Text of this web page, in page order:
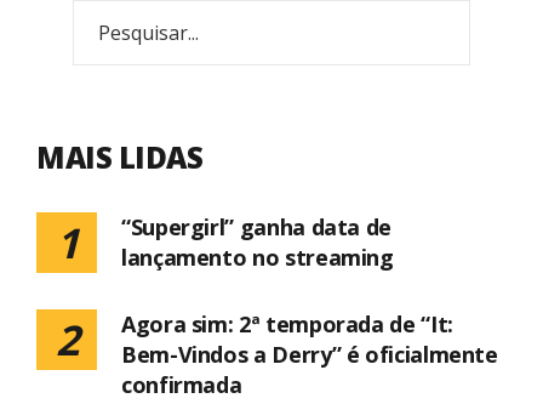
MAIS LIDAS
1
“Supergirl” ganha data de
lançamento no streaming
2
Agora sim: 2ª temporada de “It:
Bem-Vindos a Derry” é oficialmente
confirmada